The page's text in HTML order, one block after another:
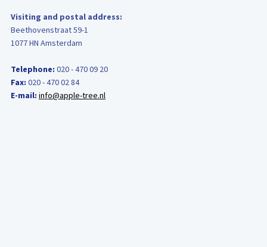
Living abroad
FAQ
About us
Contact
Visiting and postal address:
Beethovenstraat 59-1
1077 HN Amsterdam
Telephone: 020 - 470 09 20
Fax: 020 - 470 02 84
E-mail: info@apple-tree.nl